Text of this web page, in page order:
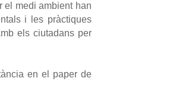
el medi ambient han
i les pràctiques
els ciutadans per
en el paper de